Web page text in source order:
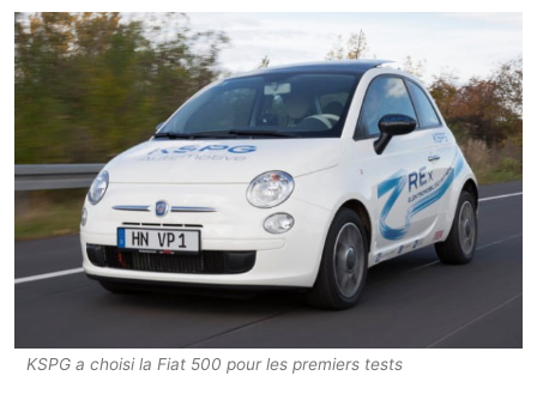
KSPG a choisi la Fiat 500 pour les premiers tests